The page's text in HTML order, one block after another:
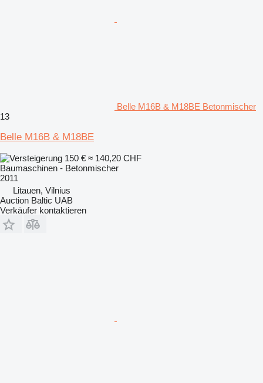
Belle M16B & M18BE Betonmischer
13
Belle M16B & M18BE
150 € ≈ 140,20 CHF
Baumaschinen - Betonmischer
2011
Litauen, Vilnius
Auction Baltic UAB
Verkäufer kontaktieren